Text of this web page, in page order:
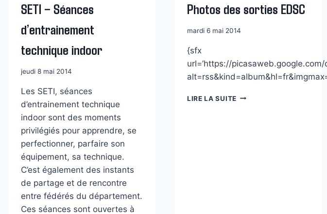
SETI – Séances
d’entrainement
technique indoor
jeudi 8 mai 2014
Les SETI, séances
d’entrainement technique
indoor sont des moments
privilégiés pour apprendre, se
perfectionner, parfaire son
équipement, sa technique.
C’est également des instants
de partage et de rencontre
entre fédérés du département.
Ces séances sont ouvertes à
Photos des sorties EDSC
mardi 6 mai 2014
{sfx
url=’https://
LIRE LA SUITEPHOTOS